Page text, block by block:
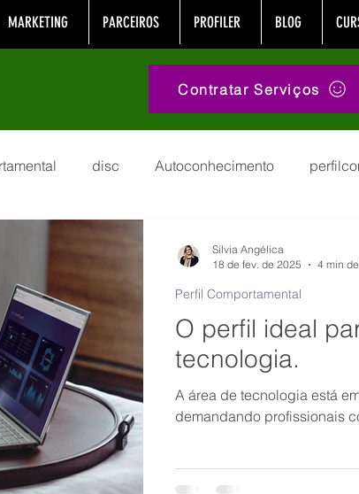
MARKETING PARCEIROS PROFILER BLOG
Contratar Serviços
disc Autoconhecimento
autoconsciência
suporte Esforço Felicidade
O perfil ideal
tecnologia.
A área de tecnologia está
demandando profissionais
Perfil Comportamental
Silvia Angélica
18 de fev. de 2025
4 min